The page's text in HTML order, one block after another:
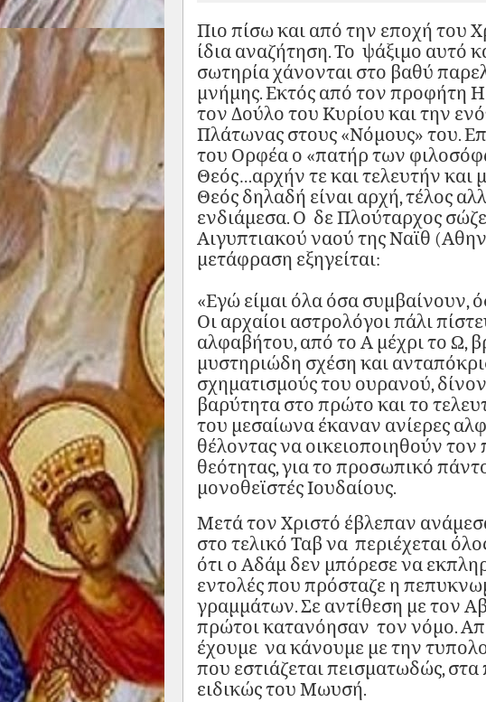
Πιο πίσω και από την εποχή του
ίδια αναζήτηση. Το ψάξιμο αυτό
σωτηρία χάνονται στο βαθύ
μνήμης. Εκτός από τον προφήτη
τον Δούλο του Κυρίου και την
Πλάτωνας στους «Νόμους» του.
του Ορφέα ο «πατήρ των
Θεός…αρχήν τε και τελευτήν
Θεός δηλαδή είναι αρχή, τέλος
ενδιάμεσα. Ο δε Πλούταρχος
Αιγυπτιακού ναού της Ναϊθ
μετάφραση εξηγείται:
«Εγώ είμαι όλα όσα συμβαίνουν,
Οι αρχαίοι αστρολόγοι πάλι
αλφαβήτου, από το Α μέχρι το Ω,
μυστηριώδη σχέση και
σχηματισμούς του ουρανού,
βαρύτητα στο πρώτο και το
του μεσαίωνα έκαναν ανίερες
θέλοντας να οικειοποιηθούν
θεότητας, για το προσωπικό
μονοθεϊστές Ιουδαίους.
Μετά τον Χριστό έβλεπαν
στο τελικό Ταβ να περιέχεται
ότι ο Αδάμ δεν μπόρεσε να
εντολές που πρόσταζε η
γραμμάτων. Σε αντίθεση με τον
πρώτοι κατανόησαν τον νόμο.
έχουμε να κάνουμε με την
που εστιάζεται πεισματωδώς,
ειδικώς του Μωυσή.